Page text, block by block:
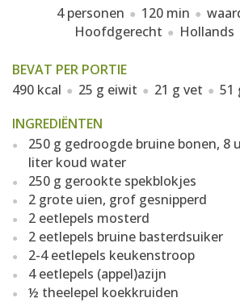
4 personen 120 min
Hoofdgerecht
Hollands
BEVAT PER PORTIE
490 kcal
25 g eiwit 21 g vet
51
INGREDIËNTEN
250 g gedroogde bruine bonen, 8
liter koud water
250 g gerookte spekblokjes
2 grote uien, grof gesnipperd
2 eetlepels mosterd
2 eetlepels bruine basterdsuiker
2-4 eetlepels keukenstroop
4 eetlepels (appel)azijn
½ theelepel koekkruiden